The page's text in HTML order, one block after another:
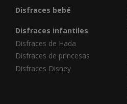
Disfraces bebé
Disfraces infantiles
Disfraces de Hada
Disfraces de princesas
Disfraces Disney